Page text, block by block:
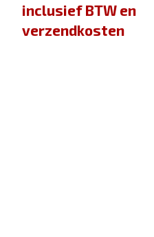
inclusief BTW en
verzendkosten